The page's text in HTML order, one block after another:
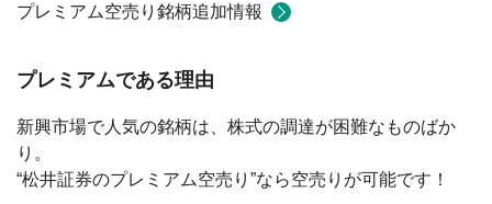
プレミアム空売り銘柄追加情報
プレミアムである理由
新興市場で人気の銘柄は、株式の調達が困難なものばか
り。
“松井証券のプレミアム空売り”なら空売りが可能です！